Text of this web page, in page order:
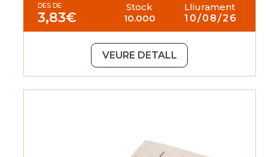
DES DE
3,83€
Stock
10.000
Lliurament
10/08/26
VEURE DETALL